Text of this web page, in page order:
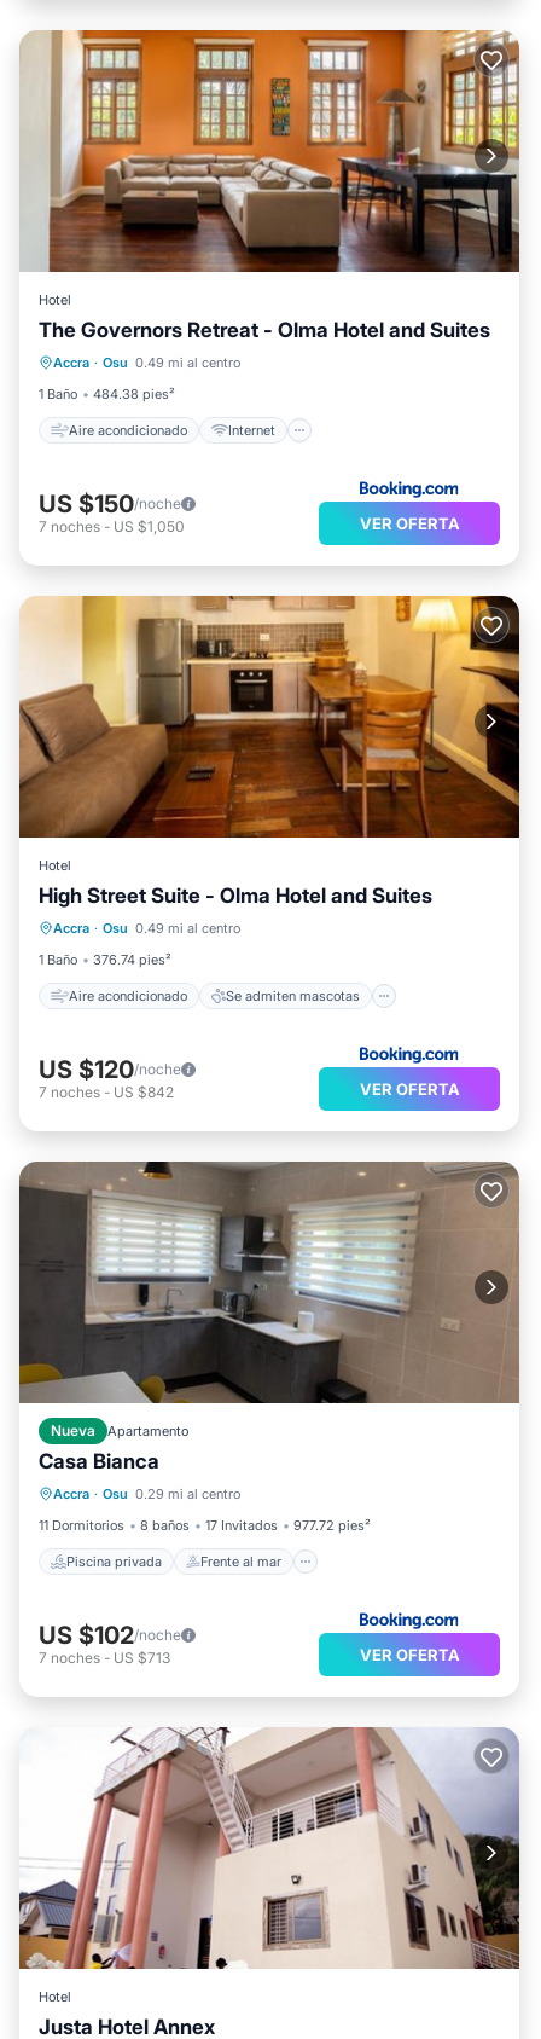
Hotel
The Governors Retreat - Olma Hotel and Suites
Accra · Osu 0.49 mi al centro
1 Baño
484.38 pies²
Aire acondicionado Internet
Aire acondicionado
Internet
Se admiten mascotas
US $150/noche
7 noches - US $1,050 VER OFERTA
Hotel
High Street Suite - Olma Hotel and Suites
Accra · Osu 0.49 mi al centro
1 Baño
376.74 pies²
Aire acondicionado Se admiten mascotas
Se admiten mascotas
Apto para niños
Lavandería
US $120/noche
7 noches - US $842 VER OFERTA
Nueva Apartamento
Casa Bianca
Accra · Osu 0.29 mi al centro
11 Dormitorios
8 baños 17 Invitados 977.72 pies²
Piscina privada Frente al mar
Piscina privada
Aparcamiento
US $102/noche
7 noches - US $713 VER OFERTA
Hotel
Justa Hotel Annex
Bañera de hidromasaje